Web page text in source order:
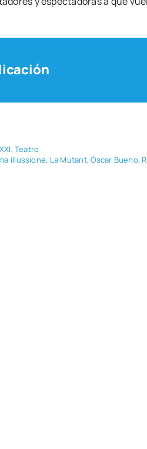
, Tea­tro
illus­sio­ne, La Mutant,Óscar Bueno,